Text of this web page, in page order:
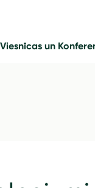
Viesnīcas un